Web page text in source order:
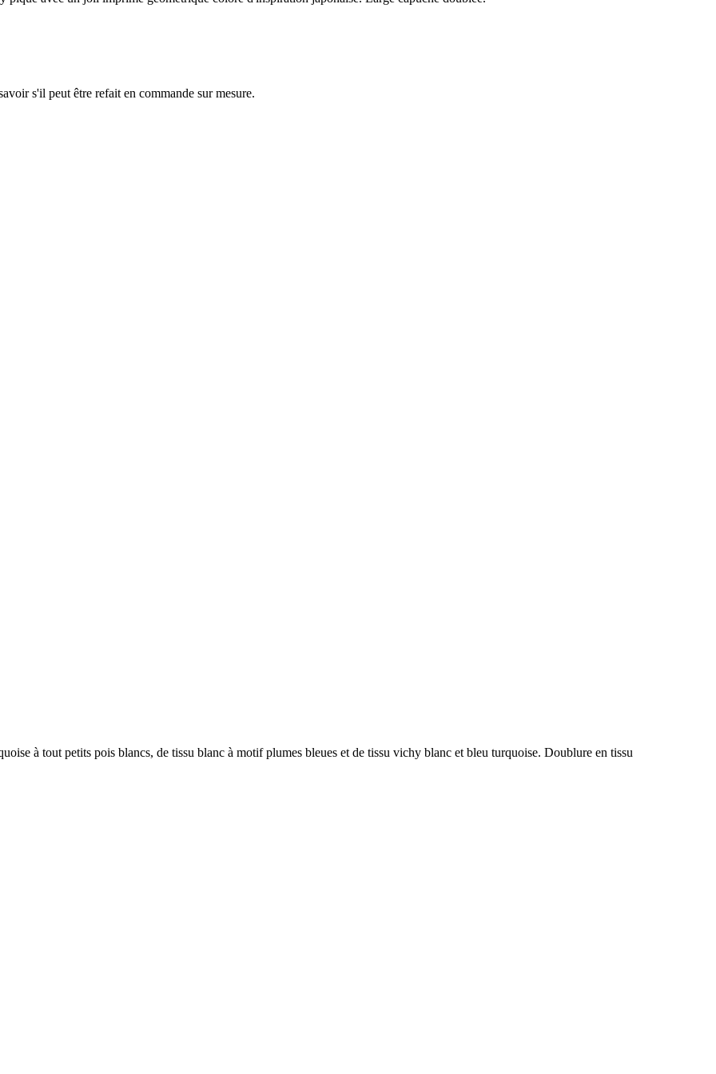
s'il peut être refait en commande sur mesure.
à tout petits pois blancs, de tissu blanc à motif plumes bleues et de tissu vichy blanc et bleu turquoise. Doublure en tissu